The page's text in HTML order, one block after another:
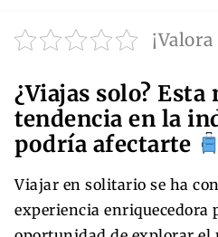
¿Viajas solo? Esta
tendencia en la
podría afectarte
Viajar en solitario se ha
experiencia enriquecedora